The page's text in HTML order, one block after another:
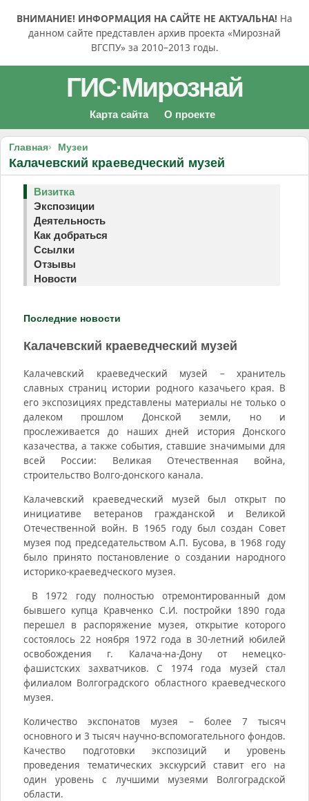
ВНИМАНИЕ! ИНФОРМАЦИЯ НА САЙТЕ НЕ АКТУАЛЬНА! На
данном сайте представлен архив проекта «Мирознай
ВГСПУ» за 2010–2013 годы.
ГИС·Мирознай
Карта сайта О проекте
Главная Музеи
Калачевский краеведческий музей
Визитка
Экспозиции
Деятельность
Как добраться
Ссылки
Отзывы
Новости
Последние новости
Калачевский краеведческий музей
Калачевский краеведческий музей – хранитель
славных страниц истории родного казачьего края. В
его экспозициях представлены материалы не только о
далеком прошлом Донской земли, но и
прослеживается до наших дней история Донского
казачества, а также события, ставшие значимыми для
всей России: Великая Отечественная война,
строительство Волго-донского канала.
Калачевский краеведческий музей был открыт по
инициативе ветеранов гражданской и Великой
Отечественной войн. В 1965 году был создан Совет
музея под председательством А.П. Бусова, в 1968 году
было принято постановление о создании народного
историко-краеведческого музея.
В 1972 году полностью отремонтированный дом
бывшего купца Кравченко С.И. постройки 1890 года
перешел в распоряжение музея, открытие которого
состоялось 22 ноября 1972 года в 30-летний юбилей
освобождения г. Калача-на-Дону от немецко-
фашистских захватчиков. С 1974 года музей стал
филиалом Волгоградского областного краеведческого
музея.
Количество экспонатов музея – более 7 тысяч
основного и 3 тысяч научно-вспомогательного фондов.
Качество подготовки экспозиций и уровень
проведения тематических экскурсий ставит его на
один уровень с лучшими музеями Волгоградской
области.